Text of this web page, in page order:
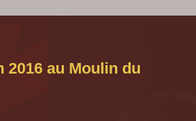
2016 au Moulin du